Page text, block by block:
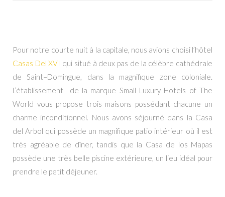
Pour notre courte nuit à la capitale, nous avions choisi l’hôtel
Casas Del XVI qui situé à deux pas de la célèbre cathédrale
de Saint–Domingue, dans la magnifique zone coloniale.
L’établissement de la marque Small Luxury Hotels of The
World vous propose trois maisons possédant chacune un
charme inconditionnel. Nous avons séjourné dans la Casa
del Arbol qui possède un magnifique patio intérieur où il est
très agréable de dîner, tandis que la Casa de los Mapas
possède une très belle piscine extérieure, un lieu idéal pour
prendre le petit déjeuner.